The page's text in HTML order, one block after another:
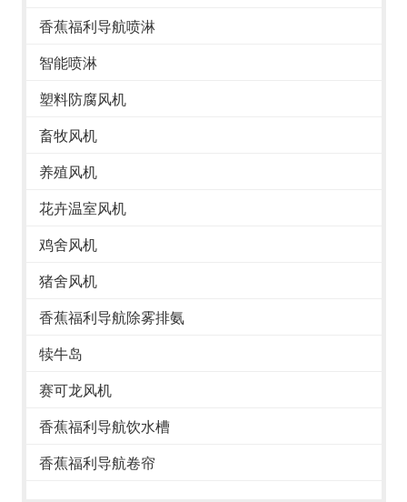
香蕉福利导航喷淋
智能喷淋
塑料防腐风机
畜牧风机
养殖风机
花卉温室风机
鸡舍风机
猪舍风机
香蕉福利导航除雾排氨
犊牛岛
赛可龙风机
香蕉福利导航饮水槽
香蕉福利导航卷帘